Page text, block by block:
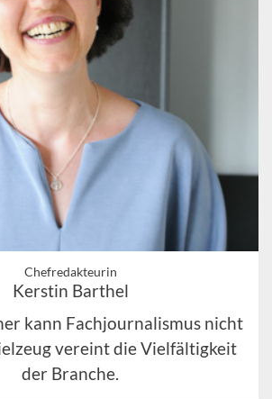
Chefredakteurin
Kerstin Barthel
kann Fachjournalismus nicht
vereint die Vielfältigkeit
der Branche.